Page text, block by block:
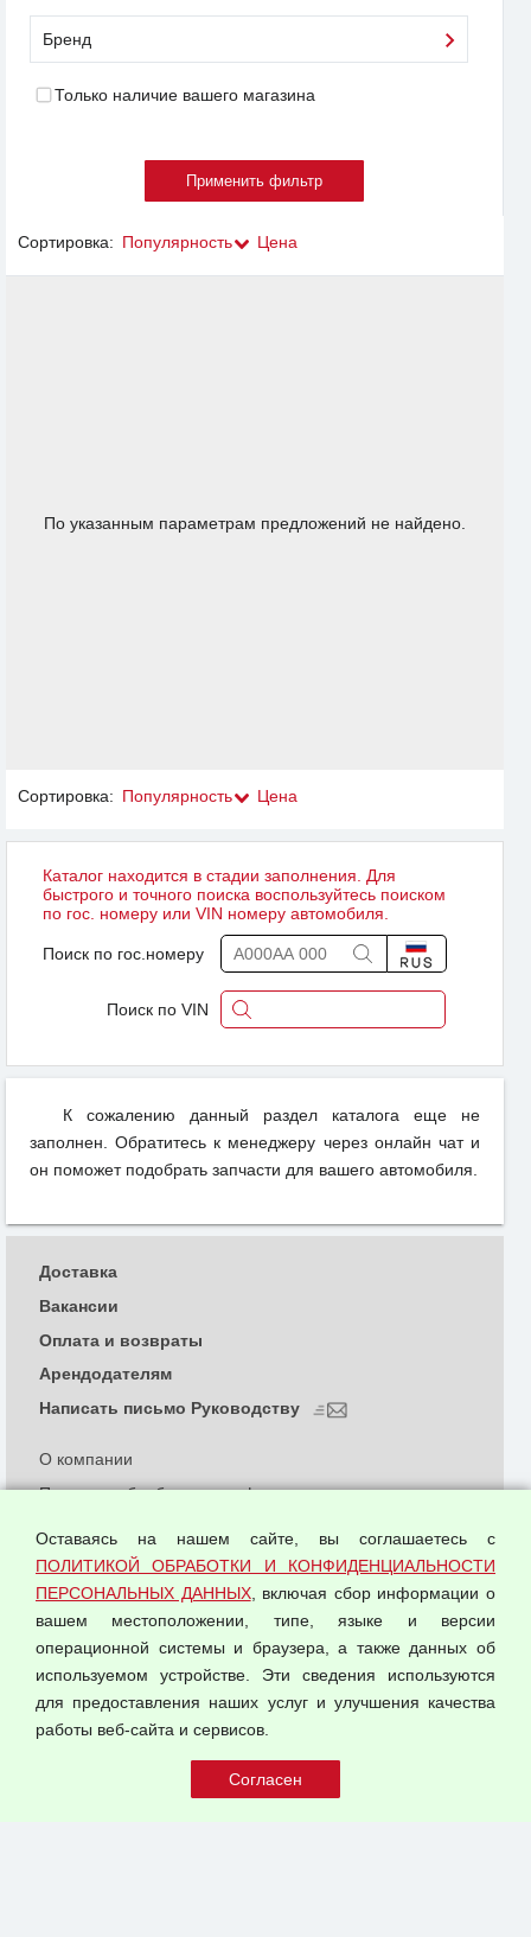
Бренд
Только наличие вашего магазина
Сортировка: Популярность Цена
По указанным параметрам предложений не найдено.
Сортировка: Популярность Цена
Каталог находится в стадии заполнения. Для
быстрого и точного поиска воспользуйтесь поиском
по гос. номеру или VIN номеру автомобиля.
Поиск по гос.номеру
Поиск по VIN
К сожалению данный раздел каталога еще не
заполнен. Обратитесь к менеджеру через онлайн чат и
он поможет подобрать запчасти для вашего автомобиля.
© 2026 ООО "Феникс"
О компании
Политика обработки и конфиденциальности
Согласием на обработку персональных данных
Оферта оптовой купли-продажи
Публичная оферта
Доставка
Вакансии
Оплата и возвраты
Арендодателям
Написать письмо Руководству
Оставаясь на нашем сайте, вы соглашаетесь с
ПОЛИТИКОЙ ОБРАБОТКИ И КОНФИДЕНЦИАЛЬНОСТИ
ПЕРСОНАЛЬНЫХ ДАННЫХ, включая сбор информации о
вашем местоположении, типе, языке и версии
операционной системы и браузера, а также данных об
используемом устройстве. Эти сведения используются
для предоставления наших услуг и улучшения качества
работы веб-сайта и сервисов.